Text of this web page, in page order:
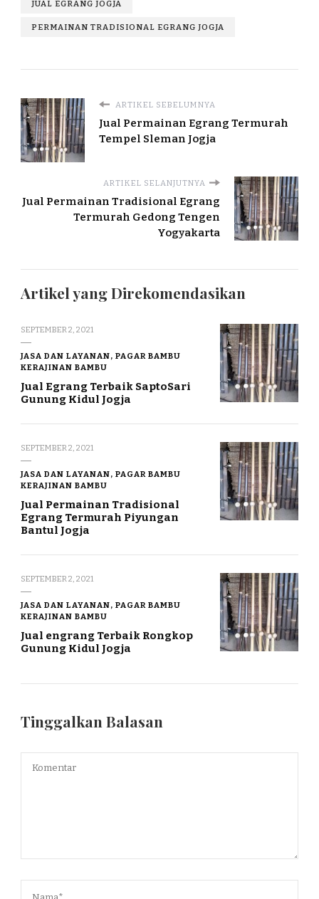
JUAL EGRANG JOGJA
PERMAINAN TRADISIONAL EGRANG JOGJA
ARTIKEL SEBELUMNYA
Jual Permainan Egrang Termurah
Tempel Sleman Jogja
ARTIKEL SELANJUTNYA
Jual Permainan Tradisional Egrang
Termurah Gedong Tengen
Yogyakarta
Artikel yang Direkomendasikan
SEPTEMBER 2, 2021
JASA DAN LAYANAN, PAGAR BAMBU
KERAJINAN BAMBU
Jual Egrang Terbaik SaptoSari
Gunung Kidul Jogja
SEPTEMBER 2, 2021
JASA DAN LAYANAN, PAGAR BAMBU
KERAJINAN BAMBU
Jual Permainan Tradisional
Egrang Termurah Piyungan
Bantul Jogja
SEPTEMBER 2, 2021
JASA DAN LAYANAN, PAGAR BAMBU
KERAJINAN BAMBU
Jual engrang Terbaik Rongkop
Gunung Kidul Jogja
Tinggalkan Balasan